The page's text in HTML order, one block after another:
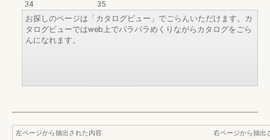
34
35
お探しのページは「カタログビュー」でごらんいただけます。カ
タログビューではweb上でパラパラめくりながらカタログをごら
んになれます。
左ページから抽出された内容
右ページから抽出